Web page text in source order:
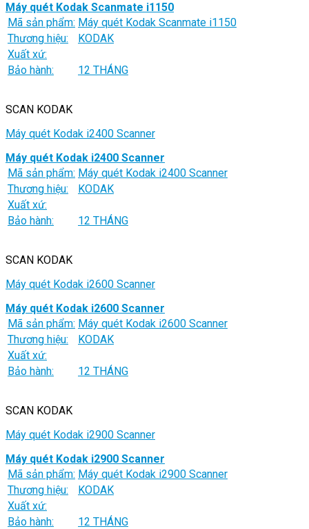
Máy quét Kodak Scanmate i1150
Mã sản phẩm: Máy quét Kodak Scanmate i1150
Thương hiệu:
KODAK
Xuất xứ:
Bảo hành:
12 THÁNG
SCAN KODAK
Máy quét Kodak i2400 Scanner
Máy quét Kodak i2400 Scanner
Mã sản phẩm: Máy quét Kodak i2400 Scanner
Thương hiệu:
KODAK
Xuất xứ:
Bảo hành:
12 THÁNG
SCAN KODAK
Máy quét Kodak i2600 Scanner
Máy quét Kodak i2600 Scanner
Mã sản phẩm: Máy quét Kodak i2600 Scanner
Thương hiệu:
KODAK
Xuất xứ:
Bảo hành:
12 THÁNG
SCAN KODAK
Máy quét Kodak i2900 Scanner
Máy quét Kodak i2900 Scanner
Mã sản phẩm: Máy quét Kodak i2900 Scanner
Thương hiệu:
KODAK
Xuất xứ:
Bảo hành:
12 THÁNG